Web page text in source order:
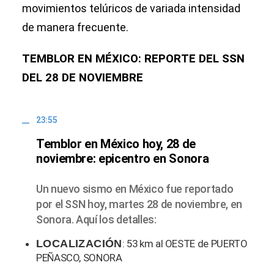
movimientos telúricos de variada intensidad
de manera frecuente.
TEMBLOR EN MÉXICO: REPORTE DEL SSN
DEL 28 DE NOVIEMBRE
23:55
Temblor en México hoy, 28 de
noviembre: epicentro en Sonora
Un nuevo sismo en México fue reportado
por el SSN hoy, martes 28 de noviembre, en
Sonora. Aquí los detalles:
LOCALIZACIÓN: 53 km al OESTE de PUERTO
PEÑASCO, SONORA